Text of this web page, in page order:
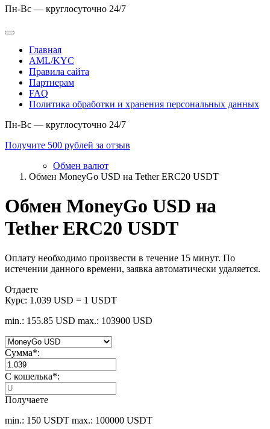
Пн-Вс — круглосуточно 24/7
Главная
AML/KYC
Правила сайта
Партнерам
FAQ
Политика обработки и хранения персональных данных
Пн-Вс — круглосуточно 24/7
Получите 500 рублей за отзыв
Обмен валют
Обмен MoneyGo USD на Tether ERC20 USDT
Обмен MoneyGo USD на
Tether ERC20 USDT
Оплату необходимо произвести в течение 15 минут. По
истечении данного времени, заявка автоматически удаляется.
Отдаете
Курс: 1.039 USD = 1 USDT
min.: 155.85 USD max.: 103900 USD
Сумма*:
C кошелька*:
Получаете
min.: 150 USDT max.: 100000 USDT